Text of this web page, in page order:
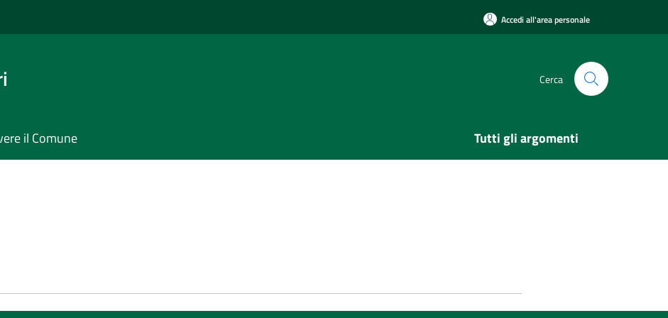
Accedi all'area personale
Cerca
il Comune Tutti gli argomenti